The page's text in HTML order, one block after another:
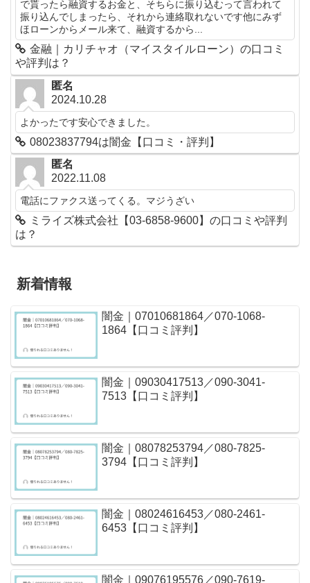
で貰ったら融資するお金と、そちらに振り込むって言われて
振り込んでしまったら、それから連絡取れないです他にみず
ほローンからメール来て、融資するから...
金融｜カリチャオ（マイスタイルローン）の口コミ
や評判は？
匿名
2024.10.28
よかったです安心できました。
08023837794は闇金【口コミ・評判】
匿名
2022.11.08
電話にファクス送ってくる。マジうざい
ミライズ株式会社【03-6858-9600】の口コミや評判
は？
新着情報
闇金｜07010681864／070-1068-
1864【口コミ評判】
闇金｜09030417513／090-3041-
7513【口コミ評判】
闇金｜08078253794／080-7825-
3794【口コミ評判】
闇金｜08024616453／080-2461-
6453【口コミ評判】
闇金｜09076195576／090-7619-